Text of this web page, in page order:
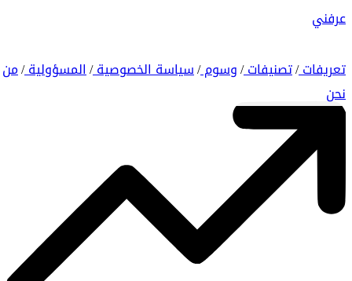
عرفني
تعريفات/ تصنيفات/ وسوم/ سياسة الخصوصية/ المسؤولية/ من
نحن